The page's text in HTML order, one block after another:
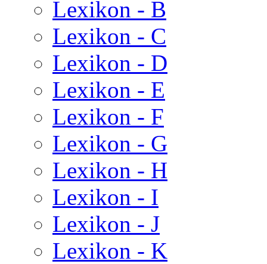
Lexikon - B
Lexikon - C
Lexikon - D
Lexikon - E
Lexikon - F
Lexikon - G
Lexikon - H
Lexikon - I
Lexikon - J
Lexikon - K